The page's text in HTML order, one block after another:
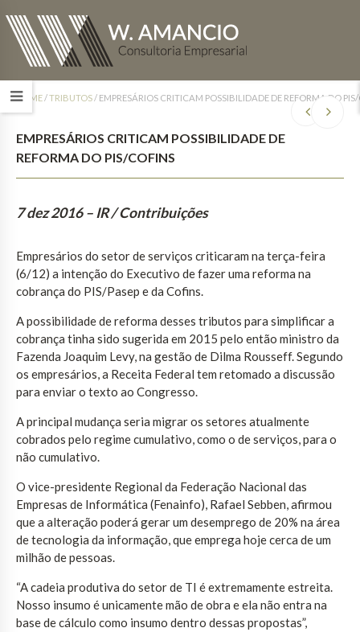
HOME/TRIBUTOS/ EMPRESÁRIOS CRITICAM POSSIBILIDADE DE REFORMA DO
EMPRESÁRIOS CRITICAM POSSIBILIDADE DE
REFORMA DO PIS/COFINS
7 dez 2016 – IR / Contribuições
Empresários do setor de serviços criticaram na terça-feira
(6/12) a intenção do Executivo de fazer uma reforma na
cobrança do PIS/Pasep e da Cofins.
A possibilidade de reforma desses tributos para simplificar a
cobrança tinha sido sugerida em 2015 pelo então ministro da
Fazenda Joaquim Levy, na gestão de Dilma Rousseff. Segundo
os empresários, a Receita Federal tem retomado a discussão
para enviar o texto ao Congresso.
A principal mudança seria migrar os setores atualmente
cobrados pelo regime cumulativo, como o de serviços, para o
não cumulativo.
O vice-presidente Regional da Federação Nacional das
Empresas de Informática (Fenainfo), Rafael Sebben, afirmou
que a alteração poderá gerar um desemprego de 20% na área
de tecnologia da informação, que emprega hoje cerca de um
milhão de pessoas.
“A cadeia produtiva do setor de TI é extremamente estreita.
Nosso insumo é unicamente mão de obra e ela não entra na
base de cálculo como insumo dentro dessas propostas”,